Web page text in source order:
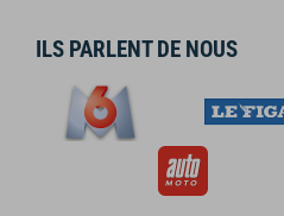
ILS PARLENT DE NOUS